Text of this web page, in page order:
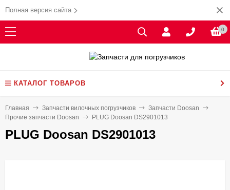
Полная версия сайта
0
КАТАЛОГ ТОВАРОВ
Главная Запчасти вилочных погрузчиков
Запчасти Doosan
Прочие запчасти Doosan
PLUG Doosan DS2901013
PLUG Doosan DS2901013